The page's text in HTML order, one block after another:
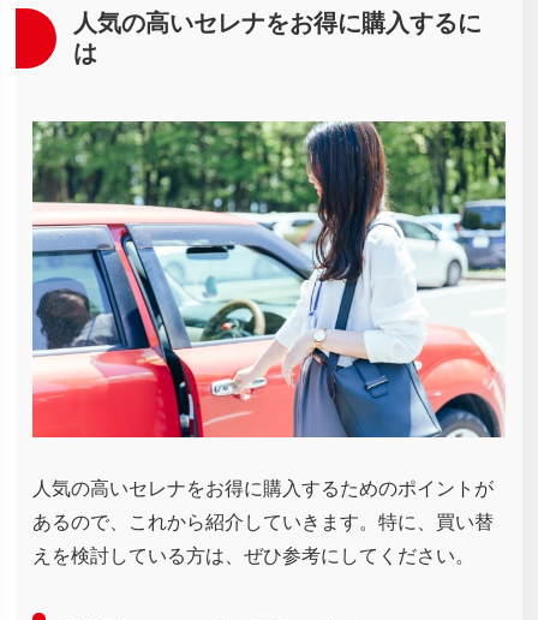
人気の高いセレナをお得に購入するに
は
人気の高いセレナをお得に購入するためのポイントが
あるので、これから紹介していきます。特に、買い替
えを検討している方は、ぜひ参考にしてください。